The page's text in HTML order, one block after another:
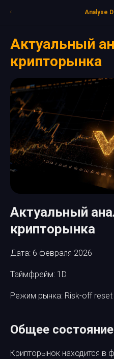
Analyse
Актуальный
крипторынка
Актуальный
крипторынка
Дата: 6 февраля 2026
Таймфрейм: 1D
Режим рынка: Risk-off reset
Общее
Крипторынок находится в